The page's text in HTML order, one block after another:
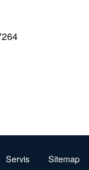
Servis Sitemap